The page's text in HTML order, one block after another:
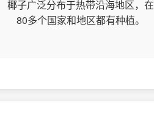
椰子广泛分布于热带沿海地区，在
80多个国家和地区都有种植。